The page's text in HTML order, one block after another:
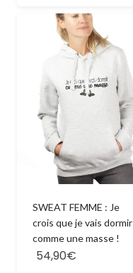
SWEAT FEMME : Je
crois que je vais dormir
comme une masse !
54,90€